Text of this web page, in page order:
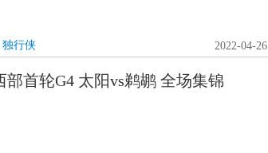
独行侠 2022-04-26
部首轮G4 太阳vs鹈鹕 全场集锦